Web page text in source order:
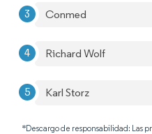
Conmed
Richard Wolf
Karl Storz
*Descargo de responsabilidad: Las